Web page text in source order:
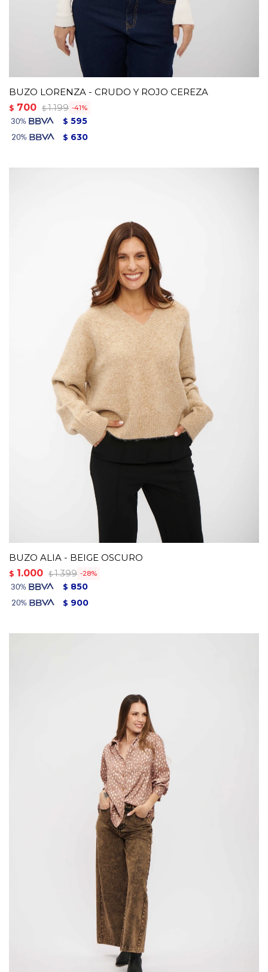
BUZO LORENZA - CRUDO Y ROJO CEREZA
$ 700 $ 1.199 41
$ 595
$ 630
BUZO ALIA - BEIGE OSCURO
$ 1.000 $ 1.399 28
$ 850
$ 900